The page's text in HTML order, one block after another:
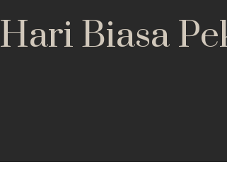
Hari Biasa